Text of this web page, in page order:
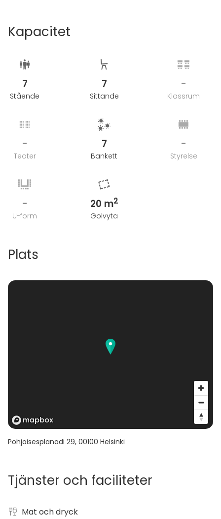
Kapacitet
7
Stående
7
Sittande
-
Klassrum
-
Teater
7
Bankett
-
Styrelse
-
U-form
20 m2
Golvyta
Plats
Pohjoisesplanadi 29, 00100 Helsinki
Tjänster och faciliteter
Mat och dryck